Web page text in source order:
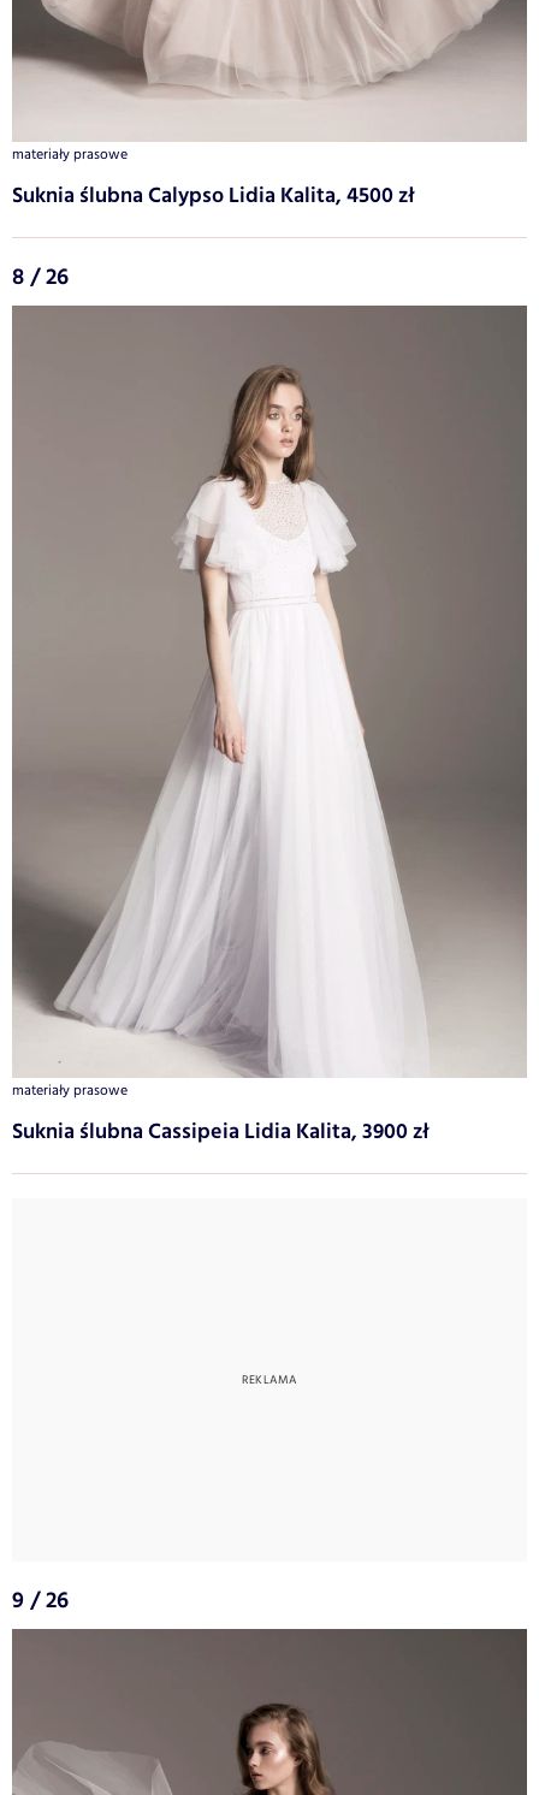
materiały prasowe
Suknia ślubna Calypso Lidia Kalita, 4500 zł
8 / 26
materiały prasowe
Suknia ślubna Cassipeia Lidia Kalita, 3900 zł
9 / 26